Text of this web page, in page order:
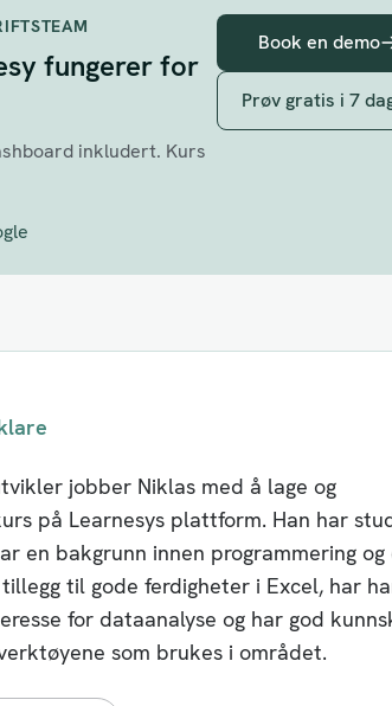
fungerer for
inkludert. Kurs
Book en demo
Prøv gratis i 7
jobber Niklas med å lage og
på Learnesys plattform. Han har
en bakgrunn innen programmering og
til gode ferdigheter i Excel, har
for dataanalyse og har god
som brukes i området.